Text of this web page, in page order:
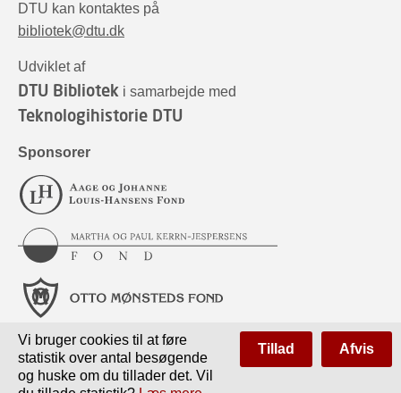
DTU kan kontaktes på
bibliotek@dtu.dk
Udviklet af
DTU Bibliotek i samarbejde med
Teknologihistorie DTU
Sponsorer
Vi bruger cookies til at føre
statistik over antal besøgende
og huske om du tillader det. Vil
Tillad Afvis